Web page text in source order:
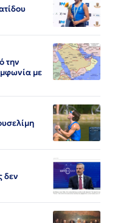
την
με
δεν